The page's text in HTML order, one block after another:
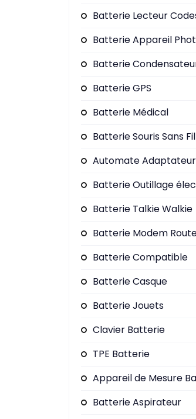
Batterie Lecteur
Batterie Appareil
Batterie
Batterie GPS
Batterie Médical
Batterie Souris Sans Fil
Automate Adaptateur
Batterie Outillage
Batterie Talkie Walkie
Batterie Modem
Batterie Compatible
Batterie Casque
Batterie Jouets
Clavier Batterie
TPE Batterie
Appareil de Mesure
Batterie Aspirateur